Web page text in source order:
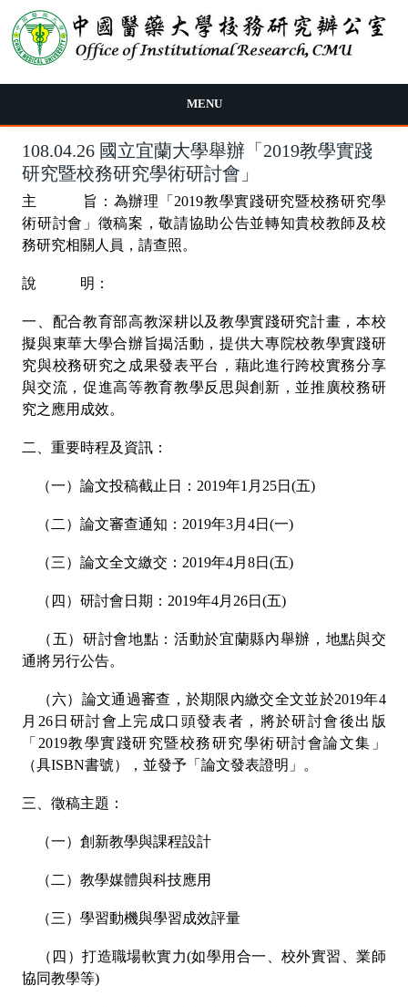
移至主內容
MENU
108.04.26 國立宜蘭大學舉辦「2019教學實踐
研究暨校務研究學術研討會」
主 旨：為辦理「2019教學實踐研究暨校務研究學
術研討會」徵稿案，敬請協助公告並轉知貴校教師及校
務研究相關人員，請查照。
說 明：
一、配合教育部高教深耕以及教學實踐研究計畫，本校
擬與東華大學合辦旨揭活動，提供大專院校教學實踐研
究與校務研究之成果發表平台，藉此進行跨校實務分享
與交流，促進高等教育教學反思與創新，並推廣校務研
究之應用成效。
二、重要時程及資訊：
（一）論文投稿截止日：2019年1月25日(五)
（二）論文審查通知：2019年3月4日(一)
（三）論文全文繳交：2019年4月8日(五)
（四）研討會日期：2019年4月26日(五)
（五）研討會地點：活動於宜蘭縣內舉辦，地點與交
通將另行公告。
（六）論文通過審查，於期限內繳交全文並於2019年4
月26日研討會上完成口頭發表者，將於研討會後出版
「2019教學實踐研究暨校務研究學術研討會論文集」
（具ISBN書號），並發予「論文發表證明」。
三、徵稿主題：
（一）創新教學與課程設計
（二）教學媒體與科技應用
（三）學習動機與學習成效評量
（四）打造職場軟實力(如學用合一、校外實習、業師
協同教學等)